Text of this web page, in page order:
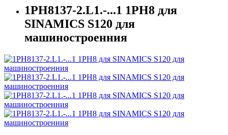
1PH8137-2.L1.-...1 1PH8 для
SINAMICS S120 для
машиностроенния